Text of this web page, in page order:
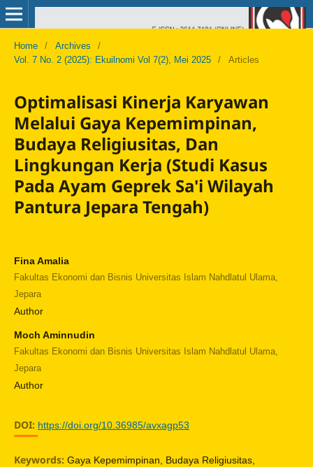
Home / Archives
/
Vol. 7 No. 2 (2025): Ekuilnomi Vol 7(2), Mei 2025
/ Articles
Optimalisasi Kinerja Karyawan
Melalui Gaya Kepemimpinan,
Budaya Religiusitas, Dan
Lingkungan Kerja (Studi Kasus
Pada Ayam Geprek Sa'i Wilayah
Pantura Jepara Tengah)
Fina Amalia
Fakultas Ekonomi dan Bisnis Universitas Islam Nahdlatul Ulama,
Jepara
Author
Moch Aminnudin
Fakultas Ekonomi dan Bisnis Universitas Islam Nahdlatul Ulama,
Jepara
Author
DOI: https://doi.org/10.36985/avxagp53
Keywords: Gaya Kepemimpinan, Budaya Religiusitas,